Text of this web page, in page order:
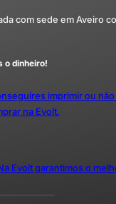
com sede em Aveiro
o dinheiro!
imprimir ou
na Evolt.
Evolt garantimos o